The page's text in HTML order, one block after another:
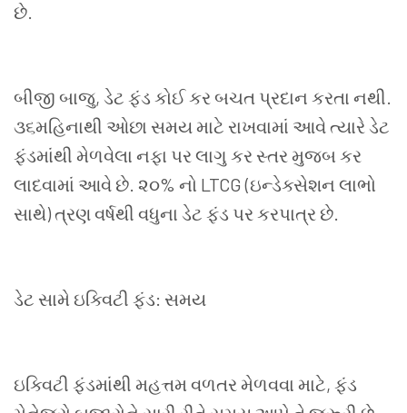
છે.
બીજી બાજુ, ડેટ ફંડ કોઈ કર બચત પ્રદાન કરતા નથી.
૩૬મહિનાથી ઓછા સમય માટે રાખવામાં આવે ત્યારે ડેટ
ફંડમાંથી મેળવેલા નફા પર લાગુ કર સ્તર મુજબ કર
લાદવામાં આવે છે. ૨૦% નો LTCG (ઇન્ડેક્સેશન લાભો
સાથે) ત્રણ વર્ષથી વધુના ડેટ ફંડ પર કરપાત્ર છે.
ડેટ સામે ઇક્વિટી ફંડ: સમય
ઇક્વિટી ફંડમાંથી મહત્તમ વળતર મેળવવા માટે, ફંડ